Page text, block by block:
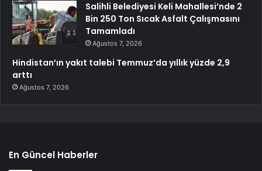
Salihli Belediyesi Keli Mahallesi’nde 2
Bin 250 Ton Sıcak Asfalt Çalışmasını
Tamamladı
Ağustos 7, 2026
Hindistan’ın yakıt talebi Temmuz’da yıllık yüzde 2,9
arttı
Ağustos 7, 2026
En Güncel Haberler